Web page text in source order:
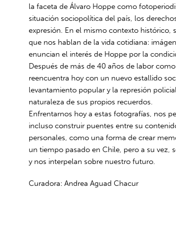
la faceta de Álvaro Hoppe como
situación sociopolítica del país, los
expresión. En el mismo contexto histórico,
que nos hablan de la vida cotidiana:
enuncian el interés de Hoppe por la
Después de más de 40 años de labor
reencuentra hoy con un nuevo estallido
levantamiento popular y la represión
naturaleza de sus propios recuerdos.
Enfrentarnos hoy a estas fotografías, nos
incluso construir puentes entre su
personales, como una forma de crear
un tiempo pasado en Chile, pero a su vez,
y nos interpelan sobre nuestro futuro.
Curadora: Andrea Aguad Chacur